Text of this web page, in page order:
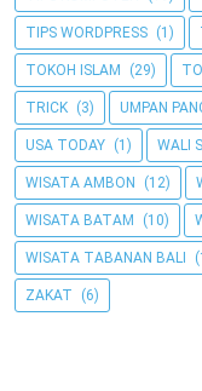
TIPS WORDPRESS (1)
TOKOH ISLAM (29)
TRICK (3) UMPAN
USA TODAY (1) WALI
WISATA AMBON (12)
WISATA BATAM (10)
WISATA TABANAN BALI
ZAKAT (6)